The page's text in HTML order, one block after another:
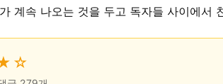
계속 나오는 것을 두고 독자들 사이에서